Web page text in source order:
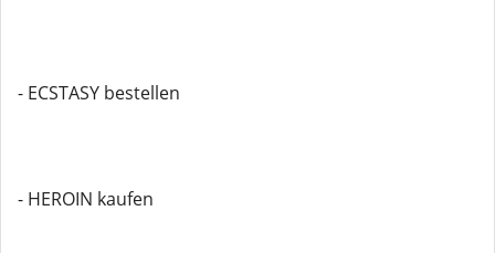
- ECSTASY bestellen
- HEROIN kaufen